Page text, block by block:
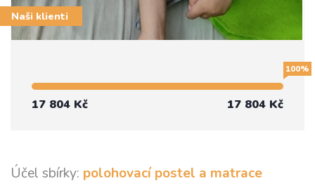
Naši klienti
100%
17 804 Kč 17 804 Kč
Účel sbírky: polohovací postel a matrace